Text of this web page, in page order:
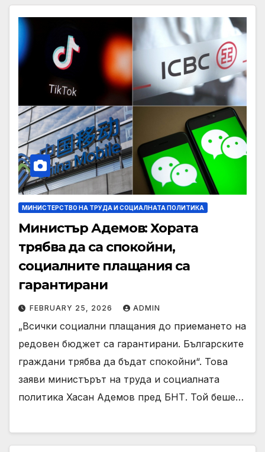
МИНИСТЕРСТВО НА ТРУДА И СОЦИАЛНАТА ПОЛИТИКА
Министър Адемов: Хората
трябва да са спокойни,
социалните плащания са
гарантирани
FEBRUARY 25, 2026 ADMIN
„Всички социални плащания до приемането на
редовен бюджет са гарантирани. Българските
граждани трябва да бъдат спокойни“. Това
заяви министърът на труда и социалната
политика Хасан Адемов пред БНТ. Той беше…